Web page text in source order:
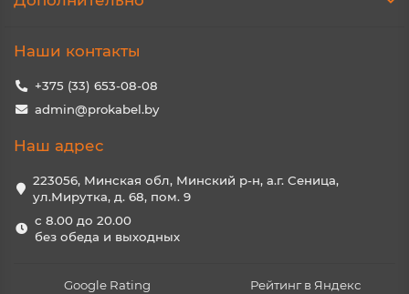
Наши контакты
+375 (33) 653-08-08
admin@prokabel.by
Наш адрес
223056, Минская обл, Минский р-н, а.г. Сеница,
ул.Мирутка, д. 68, пом. 9
с 8.00 до 20.00
без обеда и выходных
Google Rating Рейтинг в Яндекс